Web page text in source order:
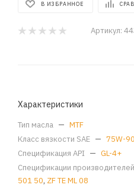
В ИЗБРАННОЕ
Артикул:
Характеристики
Тип масла — MTF
Класс вязкости SAE — 75W-90
Спецификация API — GL-4+
Спецификации производителей
501 50, ZF TE ML 08